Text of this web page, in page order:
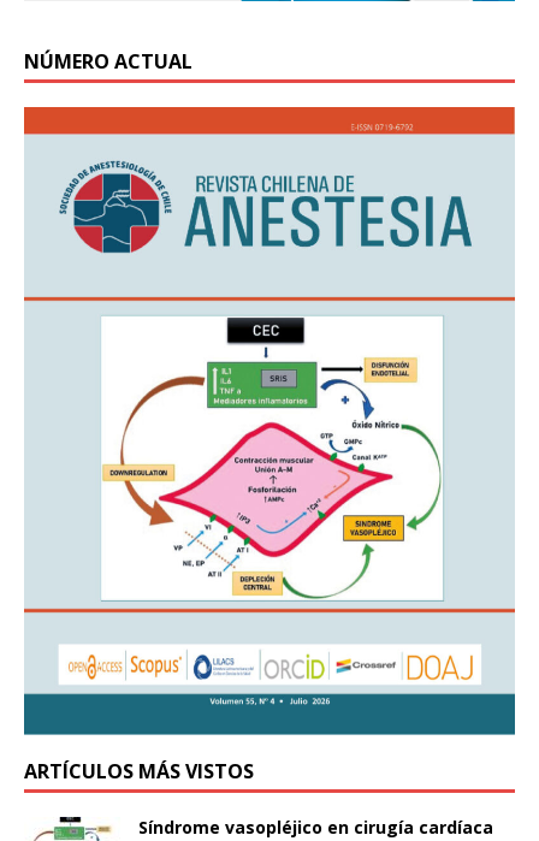
NÚMERO ACTUAL
ARTÍCULOS MÁS VISTOS
Síndrome vasopléjico en cirugía cardíaca